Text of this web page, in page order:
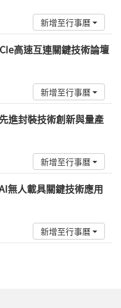
新增至行事曆
高速互連關鍵技術論壇
新增至行事曆
進封裝技術創新與量產
新增至行事曆
無人載具關鍵技術應用
新增至行事曆